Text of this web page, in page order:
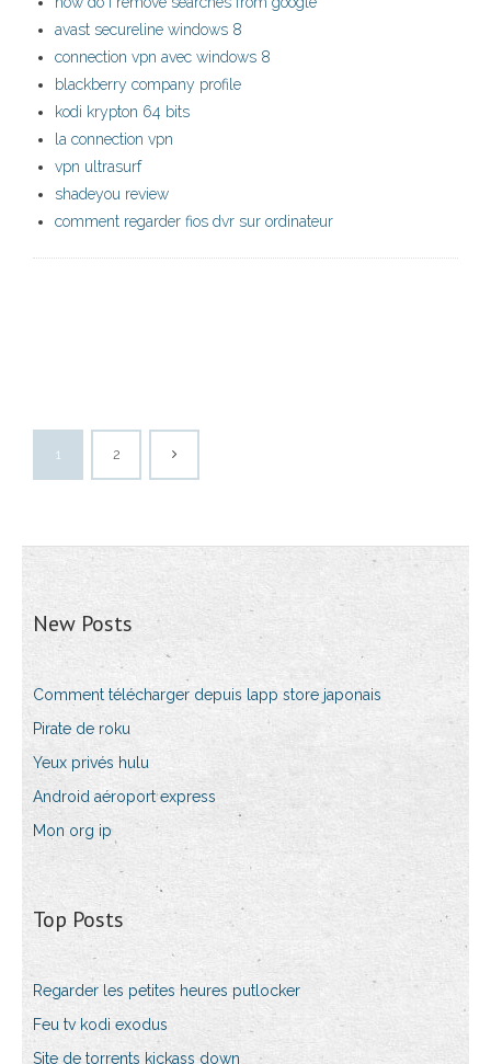
avast secureline windows 8
connection vpn avec windows 8
blackberry company profile
kodi krypton 64 bits
la connection vpn
vpn ultrasurf
shadeyou review
comment regarder fios dvr sur ordinateur
1 2
New Posts
Comment télécharger depuis lapp store japonais
Pirate de roku
Yeux privés hulu
Android aéroport express
Mon org ip
Top Posts
Regarder les petites heures putlocker
Feu tv kodi exodus
Site de torrents kickass down